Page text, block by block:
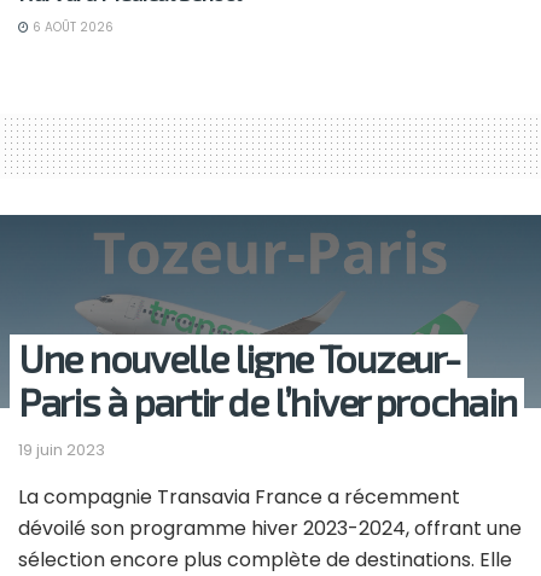
6 AOÛT 2026
Une nouvelle ligne Touzeur-
Paris à partir de l’hiver prochain
19 juin 2023
La compagnie Transavia France a récemment
dévoilé son programme hiver 2023-2024, offrant une
sélection encore plus complète de destinations. Elle